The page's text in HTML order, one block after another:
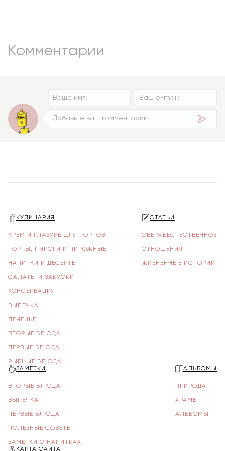
Комментарии
КУЛИНАРИЯ
КРЕМ И ГЛАЗУРЬ ДЛЯ ТОРТОВ
ТОРТЫ, ПИРОГИ И ПИРОЖНЫЕ
НАПИТКИ И ДЕСЕРТЫ
САЛАТЫ И ЗАКУСКИ
КОНСЕРВАЦИЯ
ВЫПЕЧКА
ПЕЧЕНЬЕ
ВТОРЫЕ БЛЮДА
ПЕРВЫЕ БЛЮДА
РЫБНЫЕ БЛЮДА
СТАТЬИ
СВЕРХЪЕСТЕСТВЕННОЕ
ОТНОШЕНИЯ
ЖИЗНЕННЫЕ ИСТОРИИ
ЗАМЕТКИ
ВТОРЫЕ БЛЮДА
ВЫПЕЧКА
ПЕРВЫЕ БЛЮДА
ПОЛЕЗНЫЕ СОВЕТЫ
ЗАМЕТКИ О НАПИТКАХ
АЛЬБОМЫ
ПРИРОДА
ХРАМЫ
АЛЬБОМЫ
КАРТА САЙТА